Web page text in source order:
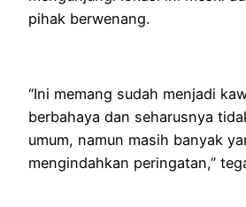
pihak berwenang.
“Ini memang sudah menjadi
berbahaya dan seharusnya
umum, namun masih banyak
mengindahkan peringatan,”